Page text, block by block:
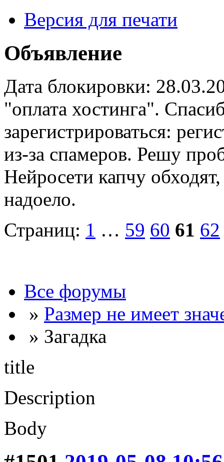
Версия для печати
Объявление
Дата блокировки:
"оплата хостинга".
зарегистрироваться:
из-за спамеров. Решу
Нейросети капчу
надоело.
Страниц: 1 … 59 60 61 62
Все форумы
» Размер не имеет
» Загадка
title
Description
Body